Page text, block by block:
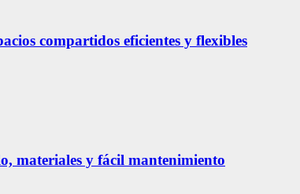
compartidos eficientes y flexibles
materiales y fácil mantenimiento